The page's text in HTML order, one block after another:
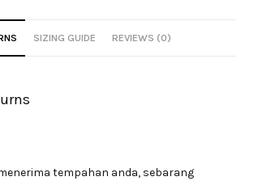
SIZING GUIDE REVIEWS (0)
tempahan anda, sebarang